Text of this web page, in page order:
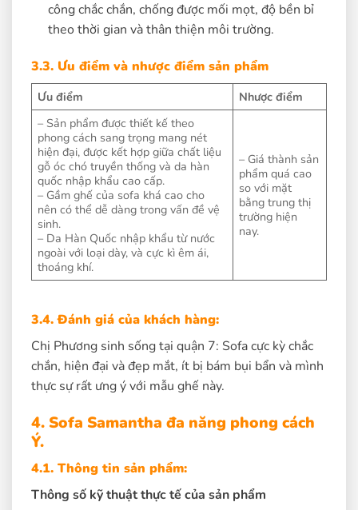
công chắc chắn, chống được mối mọt, độ bền bỉ
theo thời gian và thân thiện môi trường.
3.3. Ưu điểm và nhược điểm sản phẩm
Ưu điểm
Nhược điểm
– Sản phẩm được thiết kế theo
phong cách sang trọng mang nét
hiện đại, được kết hợp giữa chất liệu
gỗ óc chó truyền thống và da hàn
quốc nhập khẩu cao cấp.
– Gầm ghế của sofa khá cao cho
nên có thể dễ dàng trong vấn đề vệ
sinh.
– Da Hàn Quốc nhập khẩu từ nước
ngoài với loại dày, và cực kì êm ái,
thoáng khí.
– Giá thành sản
phẩm quá cao
so với mặt
bằng trung thị
trường hiện
nay.
3.4. Đánh giá của khách hàng:
Chị Phương sinh sống tại quận 7: Sofa cực kỳ chắc
chắn, hiện đại và đẹp mắt, ít bị bám bụi bẩn và mình
thực sự rất ưng ý với mẫu ghế này.
4. Sofa Samantha đa năng phong cách
Ý.
4.1. Thông tin sản phẩm:
Thông số kỹ thuật thực tế của sản phẩm